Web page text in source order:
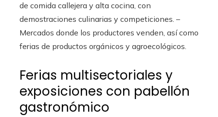
de comida callejera y alta cocina, con
demostraciones culinarias y competiciones. –
Mercados donde los productores venden, así como
ferias de productos orgánicos y agroecológicos.
Ferias multisectoriales y
exposiciones con pabellón
gastronómico